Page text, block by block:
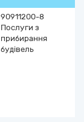
90911200-8
Послуги з
прибирання
будівель